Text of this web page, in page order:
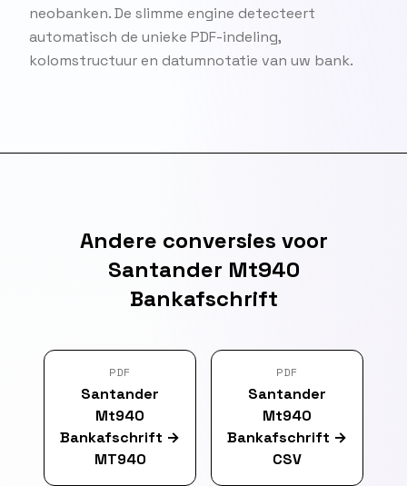
neobanken. De slimme engine detecteert
automatisch de unieke PDF-indeling,
kolomstructuur en datumnotatie van uw bank.
Andere conversies voor
Santander Mt940
Bankafschrift
PDF
Santander
Mt940
Bankafschrift →
MT940
PDF
Santander
Mt940
Bankafschrift →
CSV